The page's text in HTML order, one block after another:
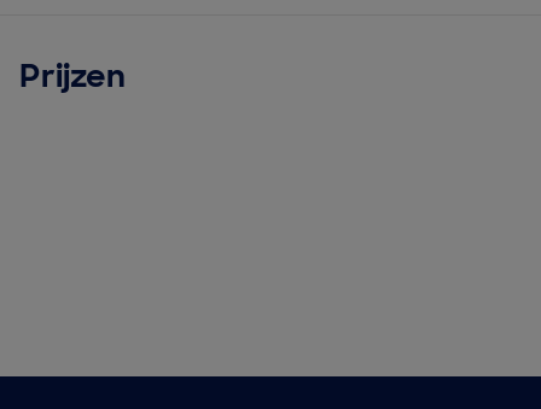
Prijzen